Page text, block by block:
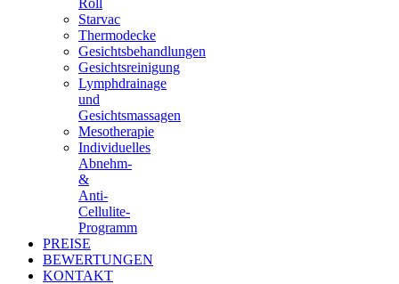
Roll
Starvac
Thermodecke
Gesichtsbehandlungen
Gesichtsreinigung
Lymphdrainage
und
Gesichtsmassagen
Mesotherapie
Individuelles
Abnehm-
&
Anti-
Cellulite-
Programm
PREISE
BEWERTUNGEN
KONTAKT